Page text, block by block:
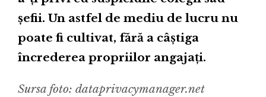
șefii. Un astfel de mediu de lucru nu
poate fi cultivat, fără a câștiga
încrederea propriilor angajați.
Sursa foto: dataprivacymanager.net